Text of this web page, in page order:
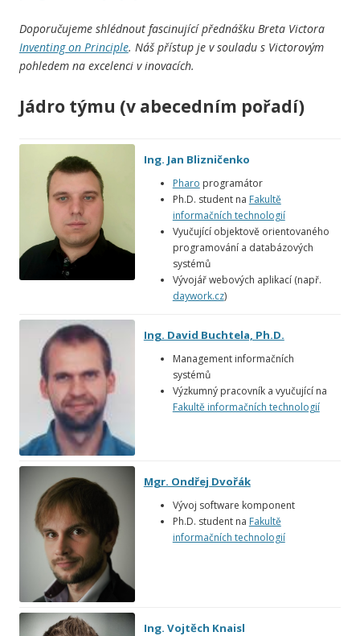
Doporučujeme shlédnout fascinující přednášku Breta Victora
Inventing on Principle. Náš přístup je v souladu s Victorovým
pohledem na excelenci v inovacích.
Jádro týmu (v abecedním pořadí)
Ing. Jan Blizničenko
Pharo programátor
Ph.D. student na Fakultě
informačních technologií
Vyučující objektově orientovaného
programování a databázových
systémů
Vývojář webových aplikací (např.
daywork.cz)
Ing. David Buchtela, Ph.D.
Management informačních
systémů
Výzkumný pracovník a vyučující na
Fakultě informačních technologií
Mgr. Ondřej Dvořák
Vývoj software komponent
Ph.D. student na Fakultě
informačních technologií
Ing. Vojtěch Knaisl